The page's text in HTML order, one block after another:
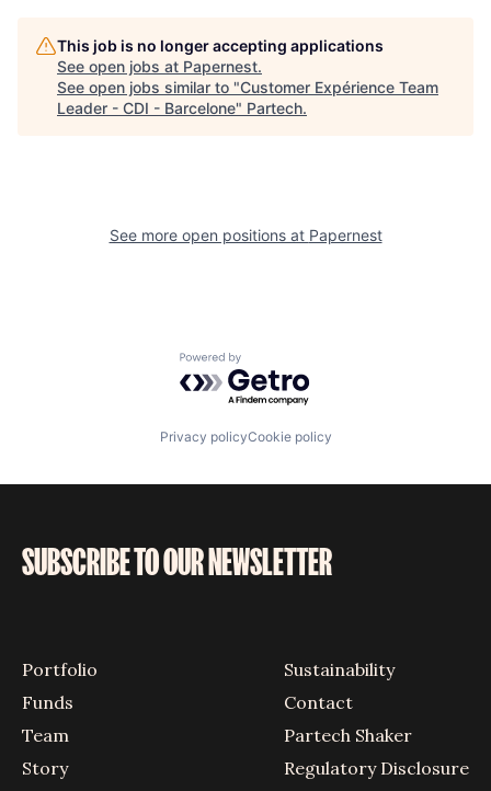
This job is no longer accepting applications
See open jobs at Papernest.
See open jobs similar to "Customer Expérience Team
Leader - CDI - Barcelone" Partech.
See more open positions at Papernest
Powered by Getro.com
Privacy policyCookie policy
SUBSCRIBE TO OUR NEWSLETTER
Portfolio
Funds
Team
Story
Sustainability
Contact
Partech Shaker
Regulatory Disclosure